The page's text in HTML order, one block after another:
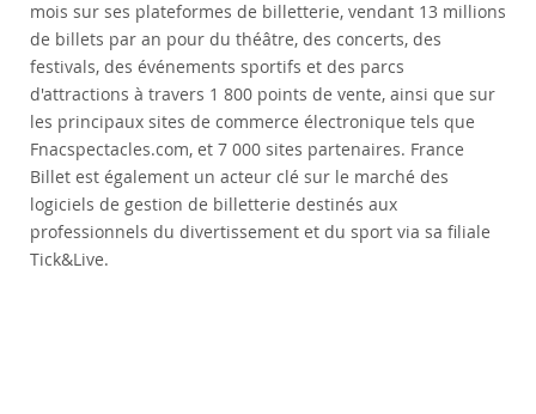
mois sur ses plateformes de billetterie, vendant 13 millions
de billets par an pour du théâtre, des concerts, des
festivals, des événements sportifs et des parcs
d'attractions à travers 1 800 points de vente, ainsi que sur
les principaux sites de commerce électronique tels que
Fnacspectacles.com, et 7 000 sites partenaires. France
Billet est également un acteur clé sur le marché des
logiciels de gestion de billetterie destinés aux
professionnels du divertissement et du sport via sa filiale
Tick&Live.